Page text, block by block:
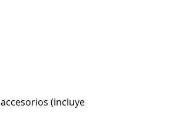
(incluye